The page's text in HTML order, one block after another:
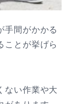
手間がかかる
ことが挙げら
ない作業や大